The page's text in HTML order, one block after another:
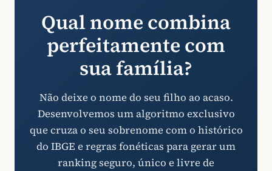
Qual nome combina
perfeitamente com
sua família?
Não deixe o nome do seu filho ao acaso.
Desenvolvemos um algoritmo exclusivo
que cruza o seu sobrenome com o histórico
do IBGE e regras fonéticas para gerar um
ranking seguro, único e livre de